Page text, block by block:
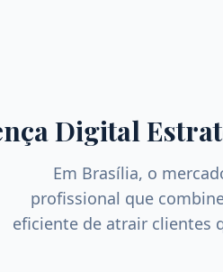
Digital
Em Brasília, o
profissional que
eficiente de atrair clientes